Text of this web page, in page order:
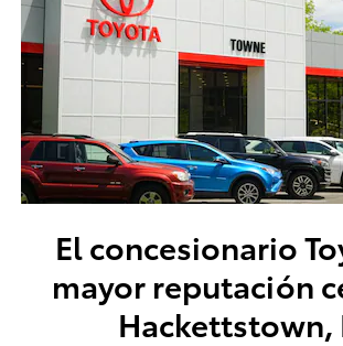
El concesionario
mayor reputación
Hackettstown,